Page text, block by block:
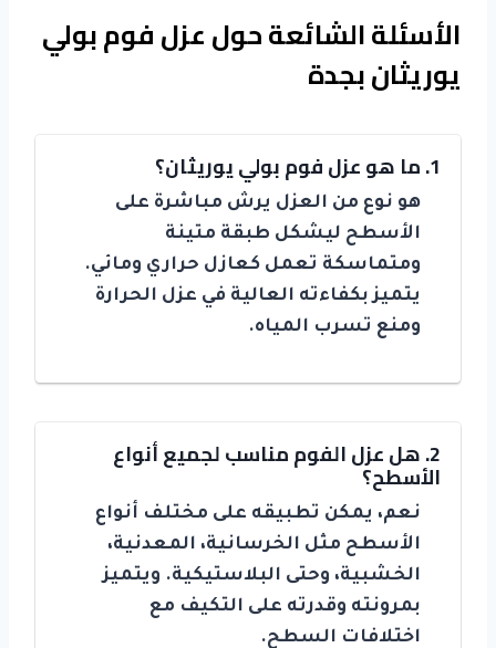
الأسئلة الشائعة حول عزل فوم بولي
يوريثان بجدة
1. ما هو عزل فوم بولي يوريثان؟
هو نوع من العزل يرش مباشرة على
الأسطح ليشكل طبقة متينة
ومتماسكة تعمل كعازل حراري ومائي.
يتميز بكفاءته العالية في عزل الحرارة
ومنع تسرب المياه.
2. هل عزل الفوم مناسب لجميع أنواع
الأسطح؟
نعم، يمكن تطبيقه على مختلف أنواع
الأسطح مثل الخرسانية، المعدنية،
الخشبية، وحتى البلاستيكية. ويتميز
بمرونته وقدرته على التكيف مع
اختلافات السطح.